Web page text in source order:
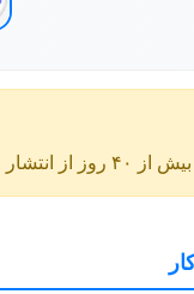
بیش از ۴۰ روز از انتشار این آگهی گذشته و ممکن است اطلاعات آن به‌روز نباشد.